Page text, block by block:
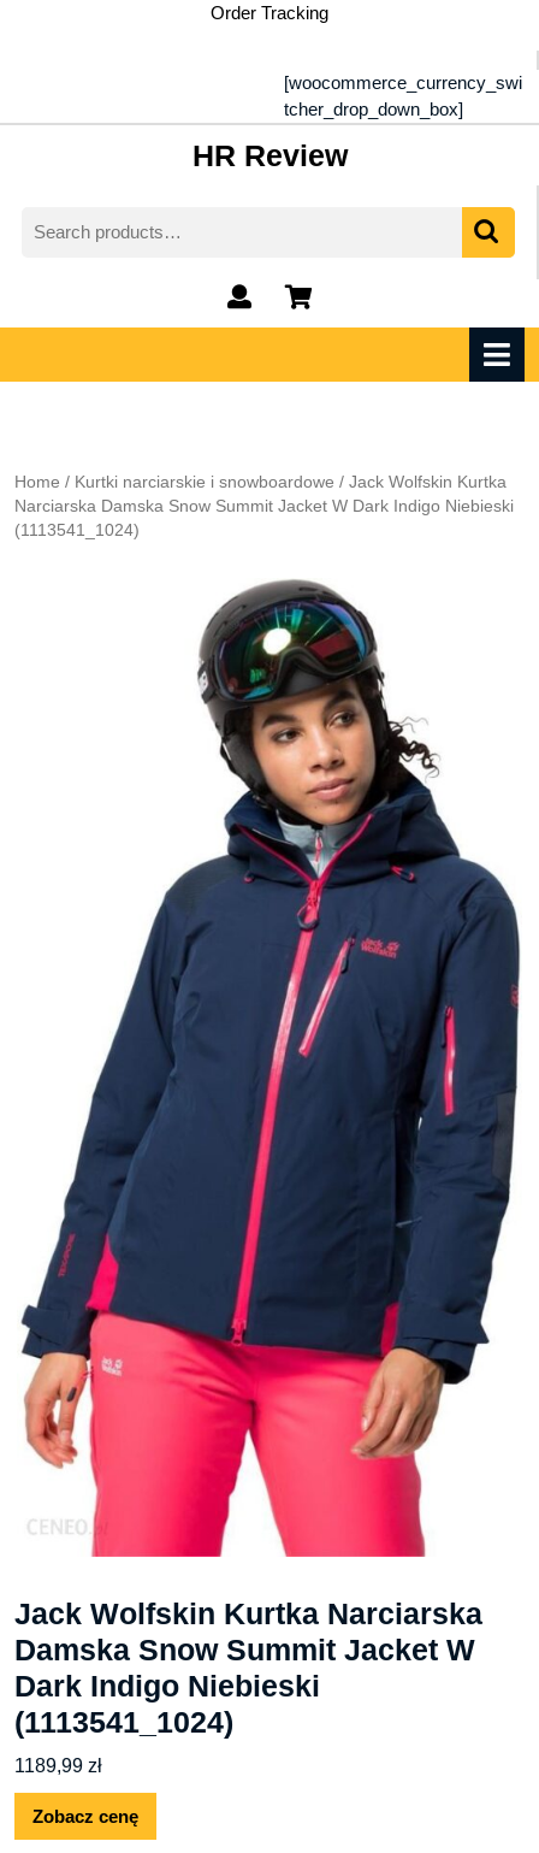
Order Tracking
[woocommerce_currency_swi
tcher_drop_down_box]
HR Review
for:
My
Account
shopping
cart
Home / Kurtki narciarskie i snowboardowe / Jack Wolfskin Kurtka
Narciarska Damska Snow Summit Jacket W Dark Indigo Niebieski
(1113541_1024)
Jack Wolfskin Kurtka Narciarska
Damska Snow Summit Jacket W
Dark Indigo Niebieski
(1113541_1024)
1189,99 zł
Zobacz cenę